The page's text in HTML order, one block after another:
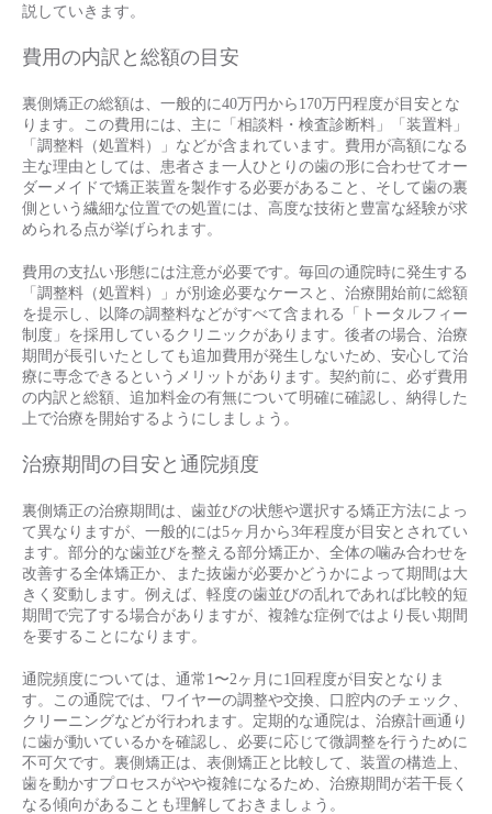
説していきます。
費用の内訳と総額の目安
裏側矯正の総額は、一般的に40万円から170万円程度が目安とな
ります。この費用には、主に「相談料・検査診断料」「装置料」
「調整料（処置料）」などが含まれています。費用が高額になる
主な理由としては、患者さま一人ひとりの歯の形に合わせてオー
ダーメイドで矯正装置を製作する必要があること、そして歯の裏
側という繊細な位置での処置には、高度な技術と豊富な経験が求
められる点が挙げられます。
費用の支払い形態には注意が必要です。毎回の通院時に発生する
「調整料（処置料）」が別途必要なケースと、治療開始前に総額
を提示し、以降の調整料などがすべて含まれる「トータルフィー
制度」を採用しているクリニックがあります。後者の場合、治療
期間が長引いたとしても追加費用が発生しないため、安心して治
療に専念できるというメリットがあります。契約前に、必ず費用
の内訳と総額、追加料金の有無について明確に確認し、納得した
上で治療を開始するようにしましょう。
治療期間の目安と通院頻度
裏側矯正の治療期間は、歯並びの状態や選択する矯正方法によっ
て異なりますが、一般的には5ヶ月から3年程度が目安とされてい
ます。部分的な歯並びを整える部分矯正か、全体の噛み合わせを
改善する全体矯正か、また抜歯が必要かどうかによって期間は大
きく変動します。例えば、軽度の歯並びの乱れであれば比較的短
期間で完了する場合がありますが、複雑な症例ではより長い期間
を要することになります。
通院頻度については、通常1〜2ヶ月に1回程度が目安となりま
す。この通院では、ワイヤーの調整や交換、口腔内のチェック、
クリーニングなどが行われます。定期的な通院は、治療計画通り
に歯が動いているかを確認し、必要に応じて微調整を行うために
不可欠です。裏側矯正は、表側矯正と比較して、装置の構造上、
歯を動かすプロセスがやや複雑になるため、治療期間が若干長く
なる傾向があることも理解しておきましょう。